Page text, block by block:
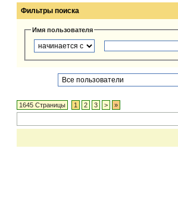
Фильтры поиска
Имя пользователя
1645 Страницы 1 2 3 > »